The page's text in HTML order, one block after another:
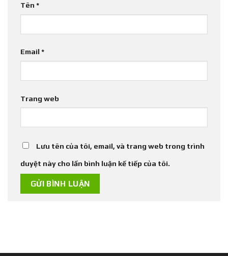
Tên *
Email *
Trang web
Lưu tên của tôi, email, và trang web trong trình
duyệt này cho lần bình luận kế tiếp của tôi.